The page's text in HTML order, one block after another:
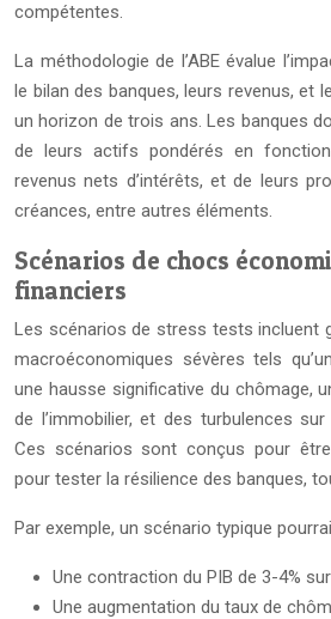
compétentes.
La méthodologie de l’ABE évalue
le bilan des banques, leurs revenus, et
un horizon de trois ans. Les banques
de leurs actifs pondérés en
revenus nets d’intérêts, et de leurs
créances, entre autres éléments.
Scénarios de chocs
financiers
Les scénarios de stress tests incluent
macroéconomiques sévères tels
une hausse significative du chômage,
de l’immobilier, et des turbulences
Ces scénarios sont conçus pour
pour tester la résilience des banques,
Par exemple, un scénario typique
Une contraction du PIB de 3-4%
Une augmentation du taux de